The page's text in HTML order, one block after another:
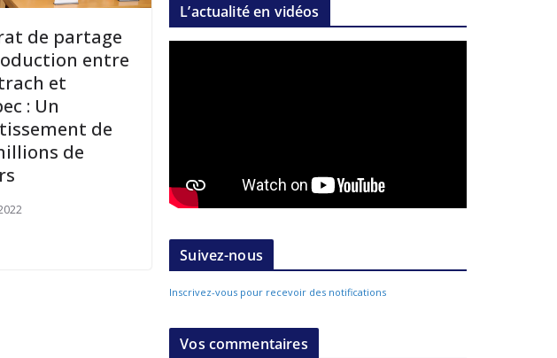
de partage
entre
et
: Un
de
de
L’actualité en vidéos
Suivez-nous
Inscrivez-vous pour recevoir des notifications
Vos commentaires